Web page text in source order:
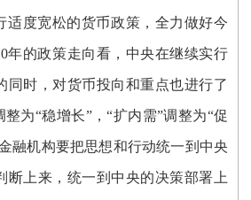
适度宽松的货币政策，全力做好今
年的政策走向看，中央在继续实行
同时，对货币投向和重点也进行了
为“稳增长”，“扩内需”调整为“促
融机构要把思想和行动统一到中央
断上来，统一到中央的决策部署上